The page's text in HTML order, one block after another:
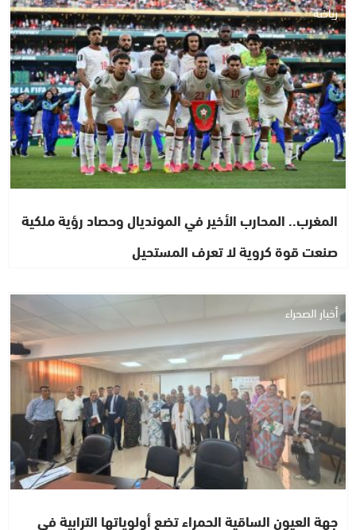
رياضة
المغرب.. المحارب الأخير في المونديال وحصاد رؤية ملكية
صنعت قوة كروية لا تعرف المستحيل
أخبار الصحراء
جهة العيون الساقية الحمراء تضع أولوياتها الترابية في